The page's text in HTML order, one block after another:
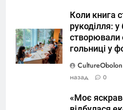
Коли книга
рукоділля: у
створювали
гольниці у
CultureObolon
назад
0
«Моє